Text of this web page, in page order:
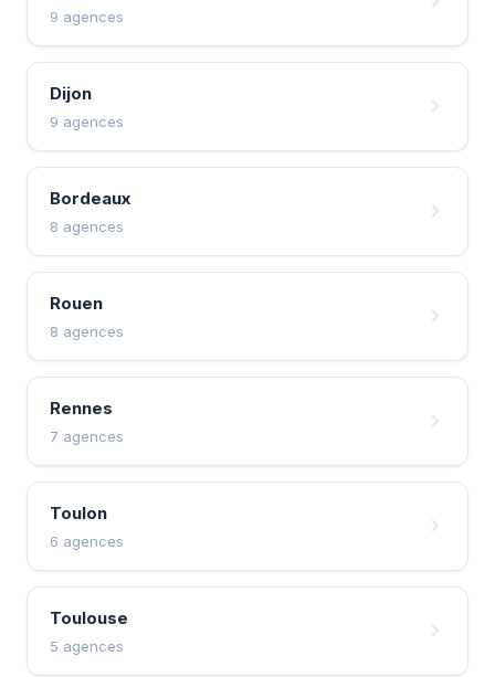
9 agences
Dijon
9 agences
Bordeaux
8 agences
Rouen
8 agences
Rennes
7 agences
Toulon
6 agences
Toulouse
5 agences